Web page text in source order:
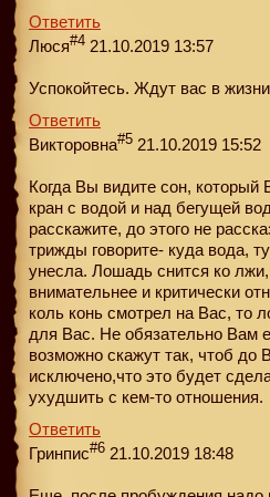
Ответить
Люся#4 21.10.2019 13:57
Успокойтесь. Ждут вас в
Ответить
Викторовна#5 21.10.2019 15:52
Когда Вы видите сон, который
кран с водой и над бегущей
расскажите, до этого не
трижды говорите- куда вода,
унесла. Лошадь снится ко
внимательнее и критически
коль конь смотрел на Вас, то
для Вас. Не обязательно Вам
возможно скажут так, чтоб до
исключено,что это будет
ухудшить с кем-то отношения.
Ответить
Гринпис#6 21.10.2019 18:48